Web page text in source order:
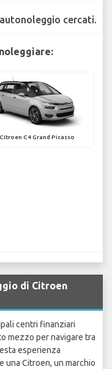
cercati.
Citroen C4 Grand Picasso
di Citroen
centri finanziari
mezzo per navigare tra
esperienza
una Citroen, un marchio